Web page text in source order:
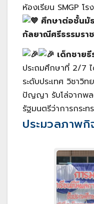
ห้องเรียน SMGP โ
ศึกษาต่อชั้นมั
กัลยาณีศรีธรรมรา
เด็กชาย
ประถมศึกษาที่ 2/7
ระดับประเทศ วิชาวิ
ปัญญา รับโล่จากพล
รัฐมนตรีว่าการกระ
ประมวลภาพกิ